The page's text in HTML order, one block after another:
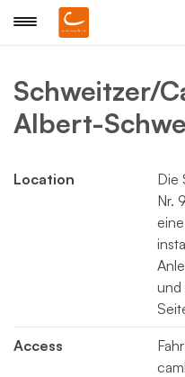
Schweitzer/
Albert-
Location
Die
Nr.
und
Access